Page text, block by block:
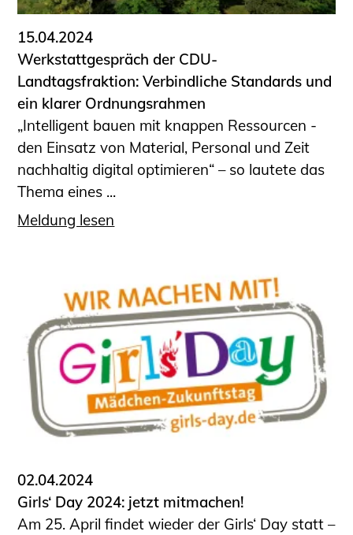
15.04.2024
Werkstattgespräch der CDU-
Landtagsfraktion: Verbindliche Standards und
ein klarer Ordnungsrahmen
„Intelligent bauen mit knappen Ressourcen -
den Einsatz von Material, Personal und Zeit
nachhaltig digital optimieren“ – so lautete das
Thema eines ...
Meldung lesen
02.04.2024
Girls‘ Day 2024: jetzt mitmachen!
Am 25. April findet wieder der Girls‘ Day statt –